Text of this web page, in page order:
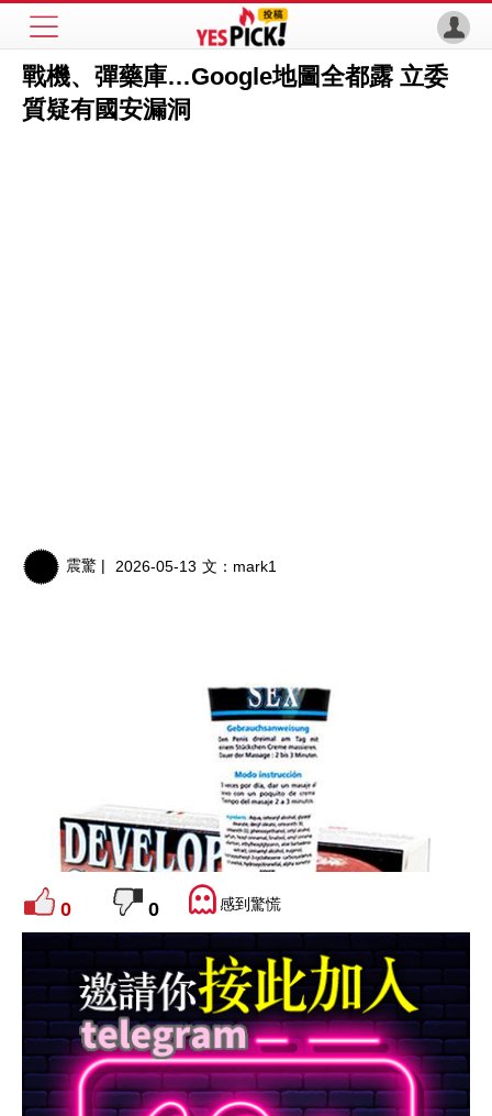
戰機、彈藥庫…Google地圖全都露 立委
質疑有國安漏洞
震驚 | 2026-05-13 文： mark1
0 0 感到驚慌